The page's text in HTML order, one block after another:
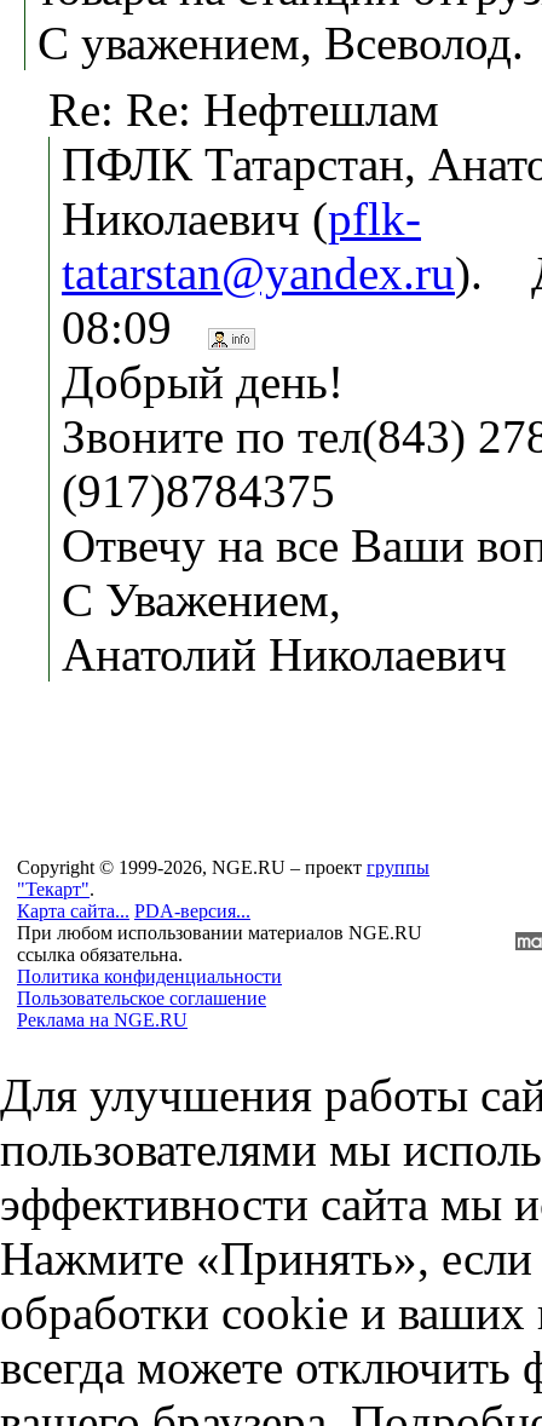
С уважением, Всеволод.
Re: Re: Нефтешлам
ПФЛК Татарстан,
Николаевич (pflk-
tatarstan@yandex.ru).
08:09
Добрый день!
Звоните по тел(843)
(917)8784375
Отвечу на все Ваши
С Уважением,
Анатолий Николаевич
Copyright © 1999-2026, NGE.RU – проект группы
"Текарт".
Карта сайта... PDA-версия...
При любом использовании материалов NGE.RU
ссылка обязательна.
Политика конфиденциальности
Пользовательское соглашение
Реклама на NGE.RU
Для улучшения работы
пользователями мы
эффективности сайта мы
Нажмите «Принять», если
обработки cookie и
всегда можете отключить